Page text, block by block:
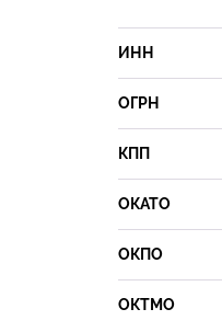
ИНН
ОГРН
КПП
ОКАТО
ОКПО
ОКТМО